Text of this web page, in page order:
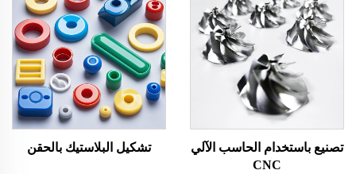
تصنيع باستخدام الحاسب الآلي
CNC
تشكيل البلاستيك بالحقن